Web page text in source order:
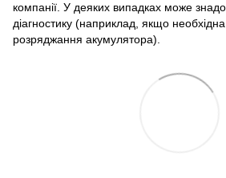
компанії. У деяких випадках може
діагностику (наприклад, якщо
розряджання акумулятора).